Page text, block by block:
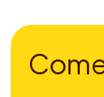
Com